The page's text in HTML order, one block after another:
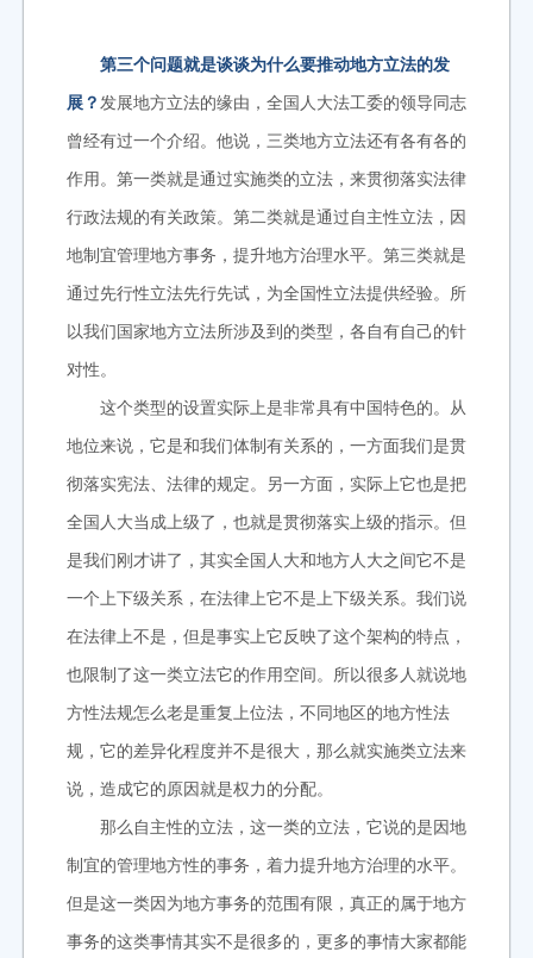
第三个问题就是谈谈为什么要推动地方立法的发
展？ 发展地方立法的缘由，全国人大法工委的领导同志
曾经有过一个介绍。他说，三类地方立法还有各有各的
作用。第一类就是通过实施类的立法，来贯彻落实法律
行政法规的有关政策。第二类就是通过自主性立法，因
地制宜管理地方事务，提升地方治理水平。第三类就是
通过先行性立法先行先试，为全国性立法提供经验。所
以我们国家地方立法所涉及到的类型，各自有自己的针
对性。
这个类型的设置实际上是非常具有中国特色的。从
地位来说，它是和我们体制有关系的，一方面我们是贯
彻落实宪法、法律的规定。另一方面，实际上它也是把
全国人大当成上级了，也就是贯彻落实上级的指示。但
是我们刚才讲了，其实全国人大和地方人大之间它不是
一个上下级关系，在法律上它不是上下级关系。我们说
在法律上不是，但是事实上它反映了这个架构的特点，
也限制了这一类立法它的作用空间。所以很多人就说地
方性法规怎么老是重复上位法，不同地区的地方性法
规，它的差异化程度并不是很大，那么就实施类立法来
说，造成它的原因就是权力的分配。
那么自主性的立法，这一类的立法，它说的是因地
制宜的管理地方性的事务，着力提升地方治理的水平。
但是这一类因为地方事务的范围有限，真正的属于地方
事务的这类事情其实不是很多的，更多的事情大家都能